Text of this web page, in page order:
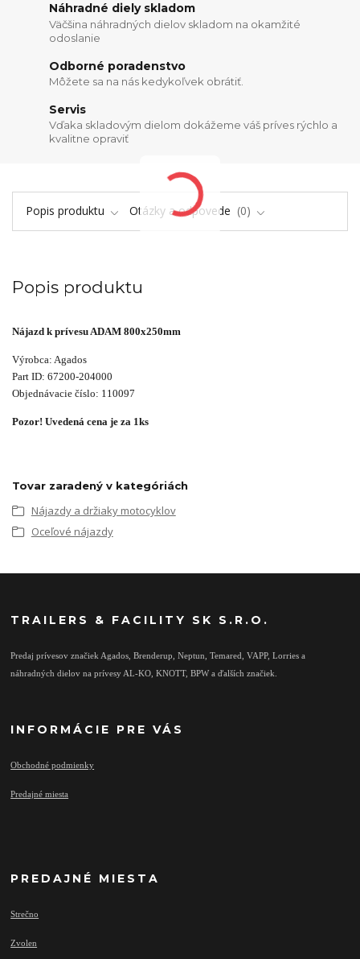
Náhradné diely skladom
Väčšina náhradných dielov skladom na okamžité
odoslanie
Odborné poradenstvo
Môžete sa na nás kedykoľvek obrátiť.
Servis
Vďaka skladovým dielom dokážeme váš príves rýchlo a
kvalitne opraviť
Popis produktu Otázky a odpovede 0
Popis produktu
Nájazd k prívesu ADAM 800x250mm
Výrobca: Agados
Part ID: 67200-204000
Objednávacie číslo: 110097
Pozor! Uvedená cena je za 1ks
Tovar zaradený v kategóriách
Nájazdy a držiaky motocyklov
Oceľové nájazdy
TRAILERS & FACILITY SK S.R.O.
Predaj prívesov značiek Agados, Brenderup, Neptun, Temared, VAPP, Lorries a
náhradných dielov na prívesy AL-KO, KNOTT, BPW a ďalších značiek.
INFORMÁCIE PRE VÁS
Obchodné podmienky
Predajné miesta
PREDAJNÉ MIESTA
Strečno
Zvolen